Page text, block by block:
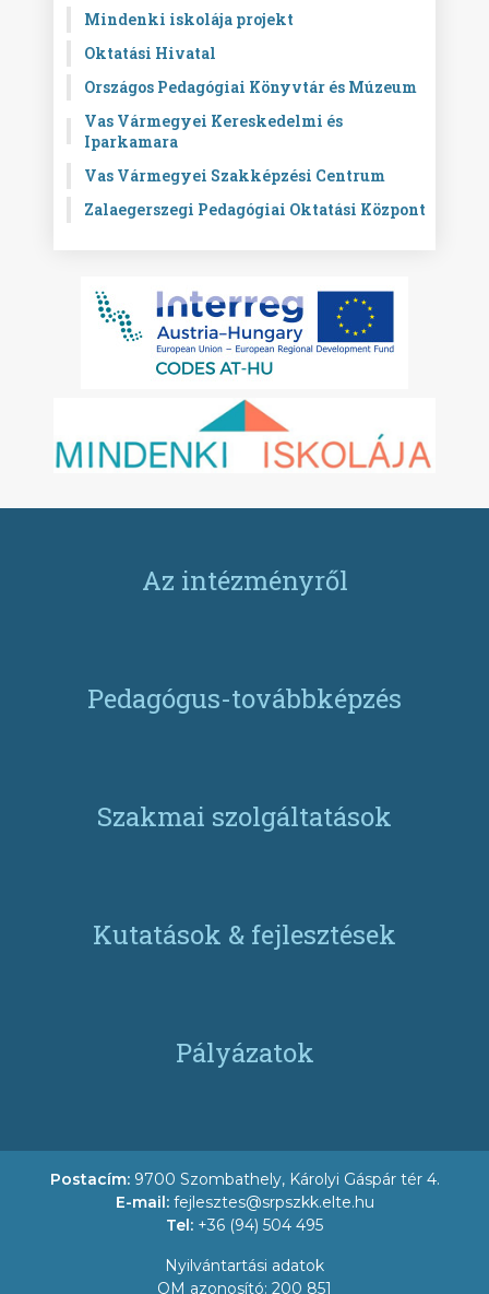
Mindenki iskolája projekt
Oktatási Hivatal
Országos Pedagógiai Könyvtár és Múzeum
Vas Vármegyei Kereskedelmi és
Iparkamara
Vas Vármegyei Szakképzési Centrum
Zalaegerszegi Pedagógiai Oktatási Központ
Az intézményről
Pedagógus-továbbképzés
Szakmai szolgáltatások
Kutatások & fejlesztések
Pályázatok
Postacím: 9700 Szombathely, Károlyi Gáspár tér 4.
E-mail: fejlesztes@srpszkk.elte.hu
Tel: +36 (94) 504 495
Nyilvántartási adatok
OM azonosító: 200 851